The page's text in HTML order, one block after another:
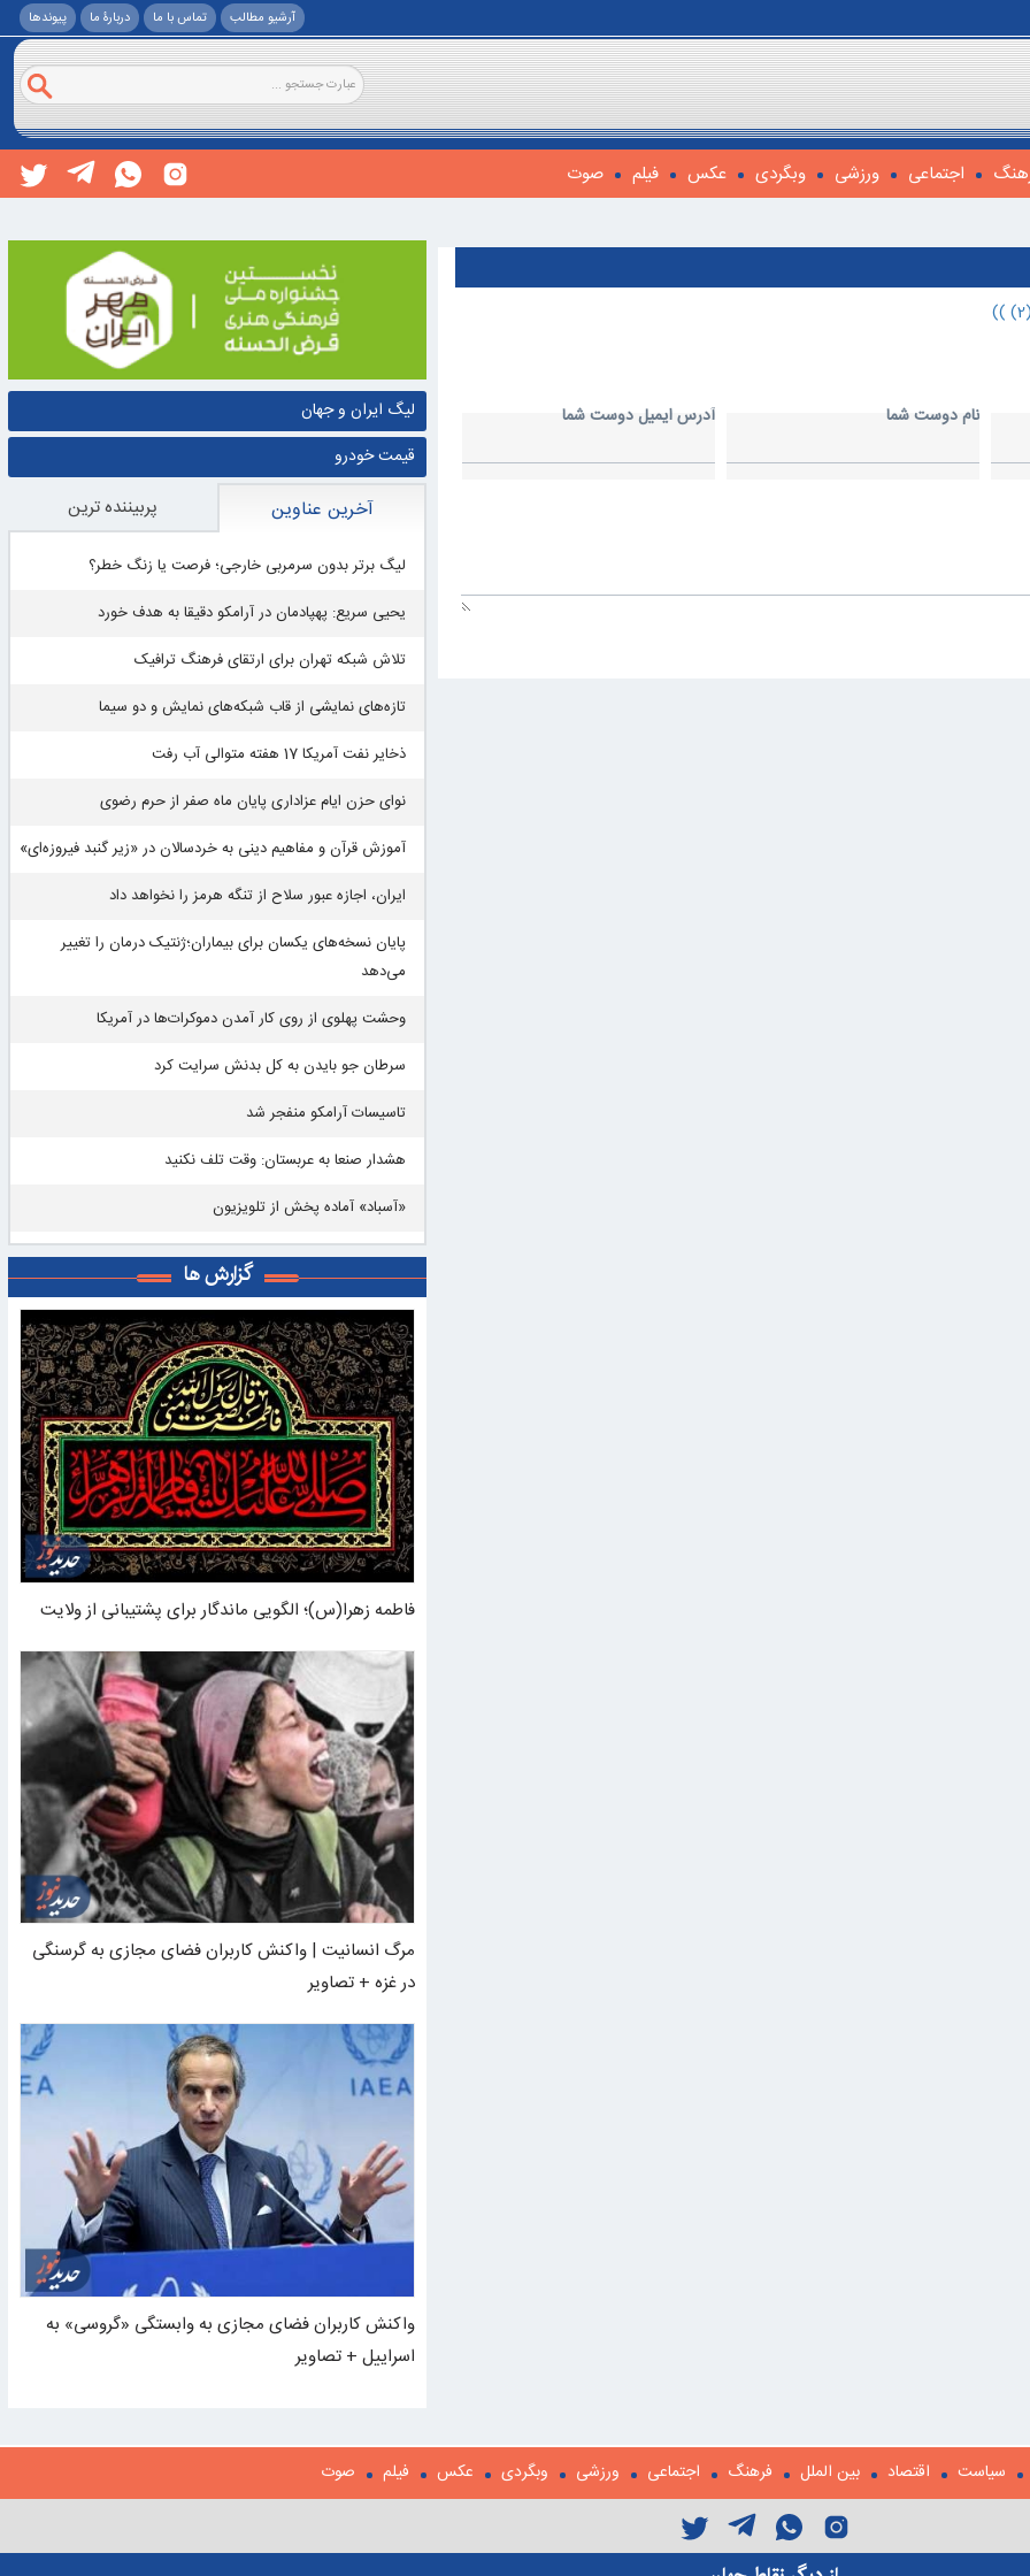
آرشیو مطالب تماس با ما دربارۀ ما پيوندها
اجتماعی ورزشی وبگردی عکس فیلم صوت
نام دوست شما آدرس ايميل دوست شما
لیگ ایران و جهان
قیمت خودرو
آخرین عناوین پربيننده ترين
لیگ برتر بدون سرمربی خارجی؛ فرصت یا زنگ خطر؟
یحیی سریع: پهپادمان در آرامکو دقیقا به هدف خورد
تلاش شبکه تهران برای ارتقای فرهنگ ترافیک
تازه‌های نمایشی از قاب شبکه‌های نمایش و دو سیما
ذخایر نفت آمریکا 17 هفته متوالی آب رفت
نوای حزن ایام عزاداری پایان ماه صفر از حرم رضوی
آموزش قرآن و مفاهیم دینی به خردسالان در «زیر گنبد فیروزه‌ای»
ایران، اجازه عبور سلاح از تنگه هرمز را نخواهد داد
پایان نسخه‌های یکسان برای بیماران؛ژنتیک درمان را تغییر
می‌دهد
وحشت پهلوی از روی کار آمدن دموکرات‌ها در آمریکا
سرطان جو بایدن به کل بدنش سرایت کرد
تاسیسات آرامکو منفجر شد
هشدار صنعا به عربستان: وقت تلف نکنید
«آسباد» آماده پخش از تلویزیون
گزارش ها
فاطمه زهرا(س)؛ الگویی ماندگار برای پشتیبانی از ولایت
مرگ انسانیت | واکنش کاربران فضای مجازی به گرسنگی
در غزه + تصاویر
واکنش کاربران فضای مجازی به وابستگی «گروسی» به
اسراییل + تصاویر
سیاست اقتصاد بین الملل فرهنگ اجتماعی ورزشی وبگردی عکس فیلم صوت